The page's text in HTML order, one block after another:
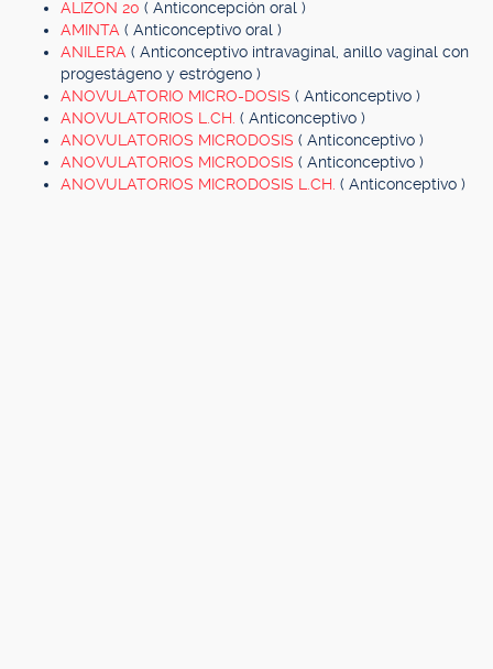
ALIZON 20 ( Anticoncepción oral )
AMINTA ( Anticonceptivo oral )
ANILERA ( Anticonceptivo intravaginal, anillo vaginal con
progestágeno y estrógeno )
ANOVULATORIO MICRO-DOSIS ( Anticonceptivo )
ANOVULATORIOS L.CH. ( Anticonceptivo )
ANOVULATORIOS MICRODOSIS ( Anticonceptivo )
ANOVULATORIOS MICRODOSIS ( Anticonceptivo )
ANOVULATORIOS MICRODOSIS L.CH. ( Anticonceptivo )